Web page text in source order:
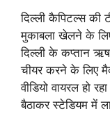
दिल्ली कैपिटल्स की
मुकाबला खेलने के
दिल्ली के कप्तान
चीयर करने के लिए
वीडियो वायरल हो
बैठाकर स्टेडियम में